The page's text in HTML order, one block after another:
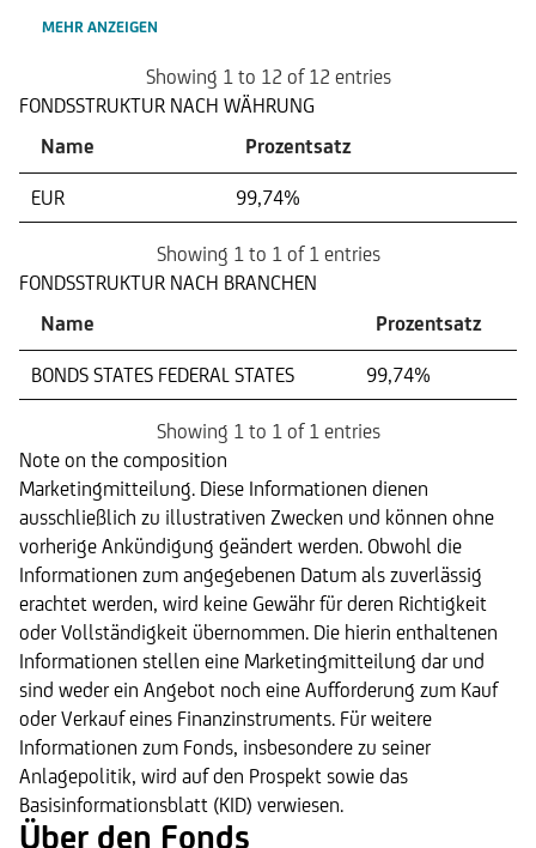
MEHR ANZEIGEN
Showing 1 to 12 of 12 entries
FONDSSTRUKTUR NACH WÄHRUNG
Name
Prozentsatz
EUR 99,74%
Showing 1 to 1 of 1 entries
FONDSSTRUKTUR NACH BRANCHEN
Name
Prozentsatz
BONDS STATES FEDERAL STATES 99,74%
Showing 1 to 1 of 1 entries
Note on the composition
Marketingmitteilung. Diese Informationen dienen
ausschließlich zu illustrativen Zwecken und können ohne
vorherige Ankündigung geändert werden. Obwohl die
Informationen zum angegebenen Datum als zuverlässig
erachtet werden, wird keine Gewähr für deren Richtigkeit
oder Vollständigkeit übernommen. Die hierin enthaltenen
Informationen stellen eine Marketingmitteilung dar und
sind weder ein Angebot noch eine Aufforderung zum Kauf
oder Verkauf eines Finanzinstruments. Für weitere
Informationen zum Fonds, insbesondere zu seiner
Anlagepolitik, wird auf den Prospekt sowie das
Basisinformationsblatt (KID) verwiesen.
Über den Fonds